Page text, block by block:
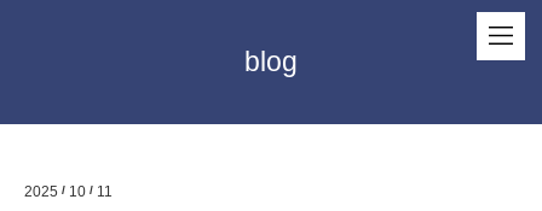
blog
2025 / 10 / 11